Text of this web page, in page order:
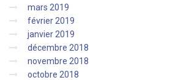
mars 2019
février 2019
janvier 2019
décembre 2018
novembre 2018
octobre 2018